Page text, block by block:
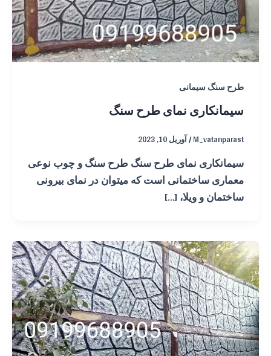
طرح سنگ سیمانی
سیمانکاری نمای طرح سنگ
M_vatanparast
/آوریل 10, 2023
سیمانکاری نمای طرح سنگ طرح سنگ و چوب نوعی
معماری ساختمانی است که میتوان در نمای بیرونی
ساختمان و ویلا، […]